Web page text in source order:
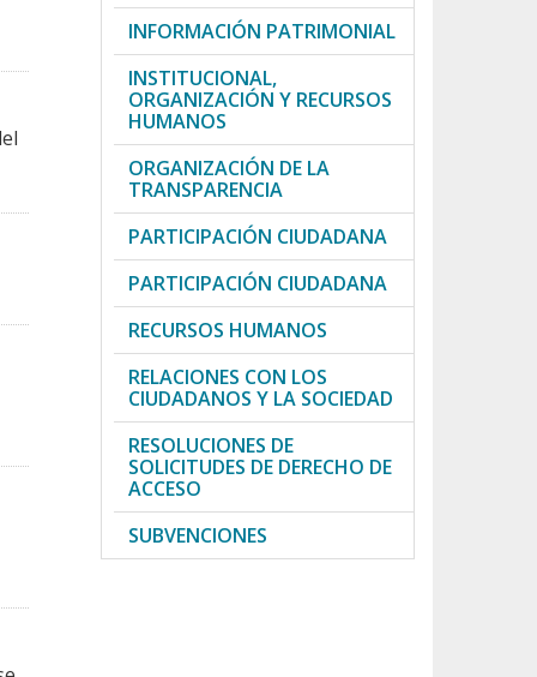
INFORMACIÓN PATRIMONIAL
INSTITUCIONAL,
ORGANIZACIÓN Y RECURSOS
HUMANOS
ORGANIZACIÓN DE LA
TRANSPARENCIA
PARTICIPACIÓN CIUDADANA
PARTICIPACIÓN CIUDADANA
RECURSOS HUMANOS
RELACIONES CON LOS
CIUDADANOS Y LA SOCIEDAD
RESOLUCIONES DE
SOLICITUDES DE DERECHO DE
ACCESO
SUBVENCIONES